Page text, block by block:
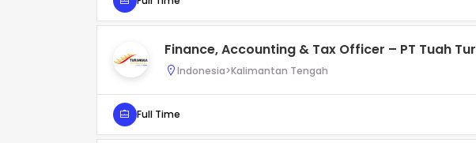
Finance, Accounting & Tax Officer – PT Tuah
Indonesia>Kalimantan Tengah
Full Time